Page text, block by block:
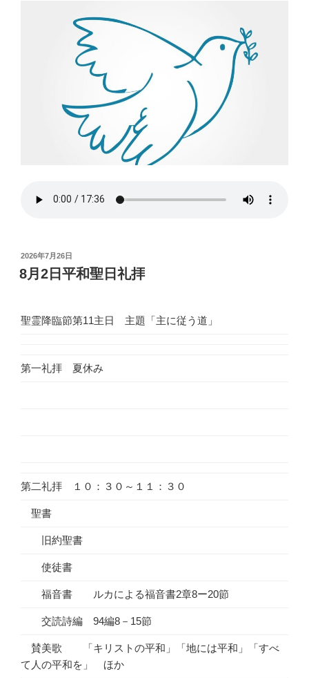
投
稿
日:
2026年7月26日
8月2日平和聖日礼拝
聖霊降臨節第11主日 主題「主に従う道」
第一礼拝 夏休み
第二礼拝 １０：３０～１１：３０
聖書
旧約聖書
使徒書
福音書 ルカによる福音書2章8ー20節
交読詩編 94編8－15節
賛美歌 「キリストの平和」「地には平和」「すべ
て人の平和を」 ほか